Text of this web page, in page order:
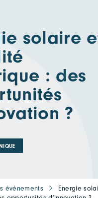
solaire
: des
?
événements
Energie